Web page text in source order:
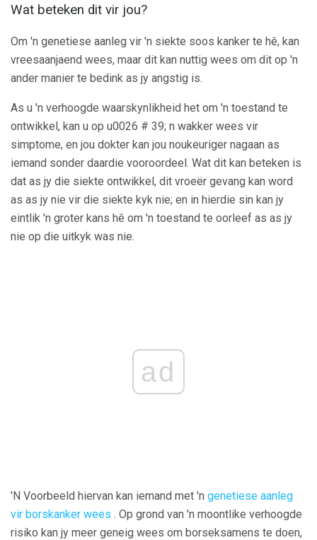
Wat beteken dit vir jou?
Om 'n genetiese aanleg vir 'n siekte soos kanker te hê, kan
vreesaanjaend wees, maar dit kan nuttig wees om dit op 'n
ander manier te bedink as jy angstig is.
As u 'n verhoogde waarskynlikheid het om 'n toestand te
ontwikkel, kan u op u0026 # 39; n wakker wees vir
simptome, en jou dokter kan jou noukeuriger nagaan as
iemand sonder daardie vooroordeel. Wat dit kan beteken is
dat as jy die siekte ontwikkel, dit vroeër gevang kan word
as as jy nie vir die siekte kyk nie; en in hierdie sin kan jy
eintlik 'n groter kans hê om 'n toestand te oorleef as as jy
nie op die uitkyk was nie.
ad
'N Voorbeeld hiervan kan iemand met 'n genetiese aanleg
vir borskanker wees . Op grond van 'n moontlike verhoogde
risiko kan jy meer geneig wees om borseksamens te doen,